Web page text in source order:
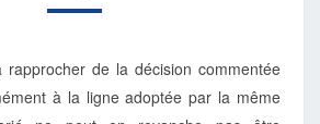
de la décision commentée
à la ligne adoptée par la même